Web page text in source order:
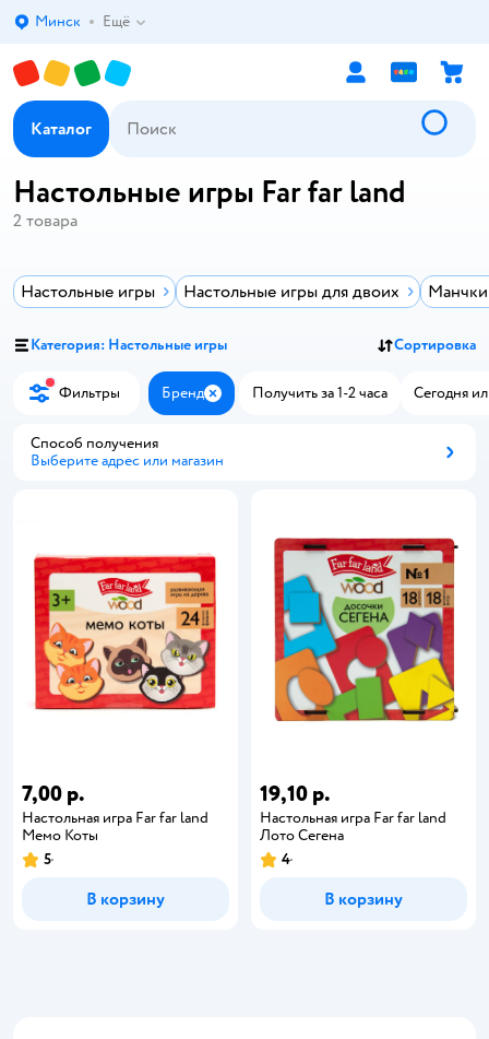
Выбор адреса доставки.
Минск Ещё
Каталог
Настольные игры Far far land
2 товара
Настольные игры Настольные игры для двоих
Категория: Настольные игры Сортировка
Фильтры Бренд ЗакрытьПолучить за 1-2 часа Сегодня
Способ получения
Выберите адрес или магазин
7,00 р.
Настольная игра Far far land
Мемо Коты
5
В корзину
19,10 р.
Настольная игра Far far land
Лото Сегена
4
В корзину